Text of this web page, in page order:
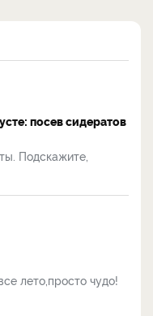
посев сидератов
Подскажите,
лето,просто чудо!